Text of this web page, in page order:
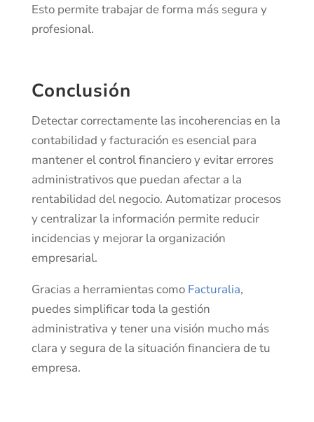
Esto permite trabajar de forma más segura y
profesional.
Conclusión
Detectar correctamente las incoherencias en la
contabilidad y facturación es esencial para
mantener el control financiero y evitar errores
administrativos que puedan afectar a la
rentabilidad del negocio. Automatizar procesos
y centralizar la información permite reducir
incidencias y mejorar la organización
empresarial.
Gracias a herramientas como Facturalia,
puedes simplificar toda la gestión
administrativa y tener una visión mucho más
clara y segura de la situación financiera de tu
empresa.